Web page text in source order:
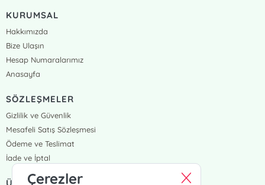
KURUMSAL
Hakkımızda
Bize Ulaşın
Hesap Numaralarımız
Anasayfa
SÖZLEŞMELER
Gizlilik ve Güvenlik
Mesafeli Satış Sözleşmesi
Ödeme ve Teslimat
İade ve İptal
Çerezler